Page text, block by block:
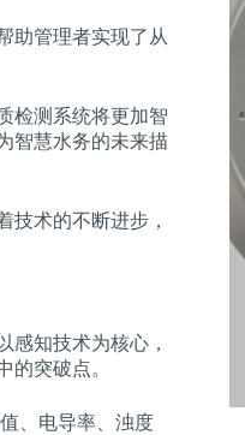
助管理者实现了从
检测系统将更加智
智慧水务的未来描
技术的不断进步，
感知技术为核心，
突破点。
、电导率、浊度